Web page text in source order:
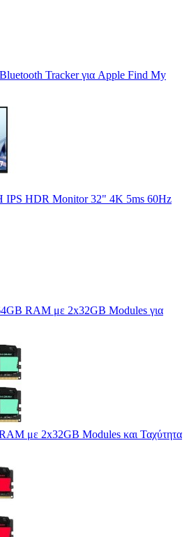
Tracker για Apple Find My
IPS HDR Monitor 32" 4K 5ms 60Hz
RAM με 2x32GB Modules για
με 2x32GB Modules και Ταχύτητα